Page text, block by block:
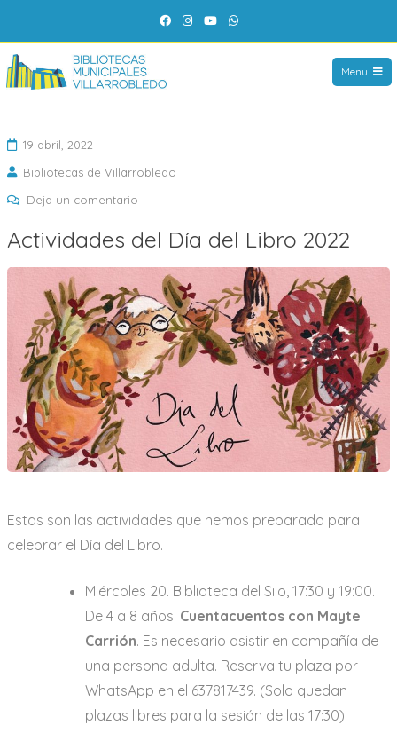
al
contenido
Facebook
Instagram
YouTubeWhatsApp
Menu
19 abril, 2022
Bibliotecas de Villarrobledo
Deja un comentarioen
del
Día
del
Libro
2022
Actividades del Día del Libro 2022
Estas son las actividades que hemos preparado para
celebrar el Día del Libro.
Miércoles 20. Biblioteca del Silo, 17:30 y 19:00.
De 4 a 8 años. Cuentacuentos con Mayte
Carrión. Es necesario asistir en compañía de
una persona adulta. Reserva tu plaza por
WhatsApp en el 637817439. (Solo quedan
plazas libres para la sesión de las 17:30).